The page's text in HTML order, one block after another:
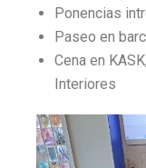
Ponencias
Paseo en
Cena en
Interiores